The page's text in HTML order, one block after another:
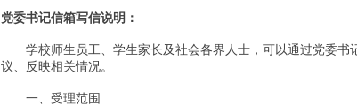
党委书记信箱写信说明：
学校师生员工、学生家长及社会各界人士，可以通过党委书
议、反映相关情况。
一、受理范围